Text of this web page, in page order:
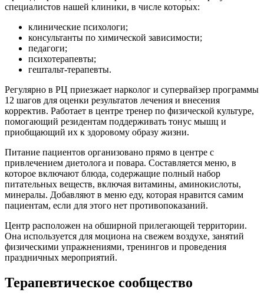
специалистов нашей клиники, в числе которых:
клинические психологи;
консультанты по химической зависимости;
педагоги;
психотерапевты;
гештальт-терапевты.
Регулярно в РЦ приезжает нарколог и супервайзер программы
12 шагов для оценки результатов лечения и внесения
корректив. Работает в центре тренер по физической культуре,
помогающий резидентам поддерживать тонус мышц и
приобщающий их к здоровому образу жизни.
Питание пациентов организовано прямо в центре с
привлечением диетолога и повара. Составляется меню, в
которое включают блюда, содержащие полный набор
питательных веществ, включая витамины, аминокислоты,
минералы. Добавляют в меню еду, которая нравится самим
пациентам, если для этого нет противопоказаний.
Центр расположен на обширной прилегающей территории.
Она используется для моциона на свежем воздухе, занятий
физическими упражнениями, тренингов и проведения
праздничных мероприятий.
Терапевтическое сообщество